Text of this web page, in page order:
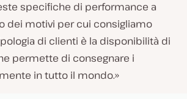
specifiche di performance a
dei motivi per cui consigliamo
di clienti è la disponibilità di
permette di consegnare i
in tutto il mondo.»